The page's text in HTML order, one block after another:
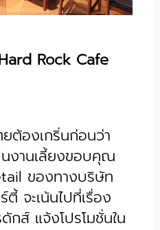
Rock Cafe
ต้องเกริ่นก่อนว่า
งานเลี้ยงขอบคุณ
ของทางบริษัท
จะเน้นไปที่เรื่อง
กส์ แจ้งโปรโมชั่นใน